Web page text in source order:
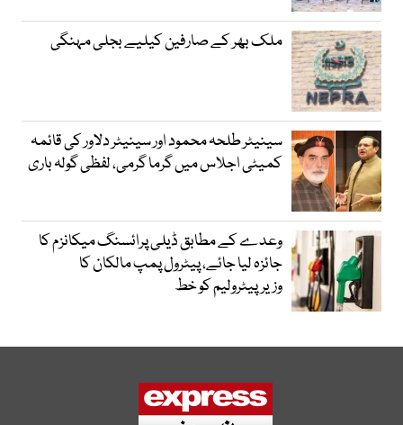
ملک بھر کے صارفین کیلیے بجلی مہنگی
سینیٹر طلحہ محمود اور سینیٹر دلاور کی قائمہ
کمیٹی اجلاس میں گرما گرمی، لفظی گولہ باری
وعدے کے مطابق ڈیلی پرائسنگ میکانزم کا
جائزہ لیا جائے، پیٹرول پمپ مالکان کا
وزیرپیٹرولیم کو خط